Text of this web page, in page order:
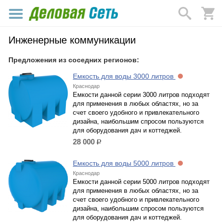
Инженерные коммуникации
Предложения из соседних регионов:
Емкость для воды 3000 литров
Краснодар
Емкости данной серии 3000 литров подходят
для применения в любых областях, но за
счет своего удобного и привлекательного
дизайна, наибольшим спросом пользуются
для оборудования дач и коттеджей.
28 000 р.
Емкость для воды 5000 литров
Краснодар
Емкости данной серии 5000 литров подходят
для применения в любых областях, но за
счет своего удобного и привлекательного
дизайна, наибольшим спросом пользуются
для оборудования дач и коттеджей.